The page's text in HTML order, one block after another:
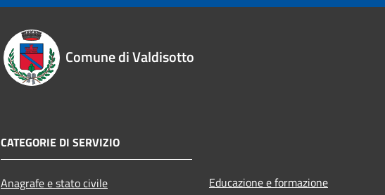
Comune di Valdisotto
CATEGORIE DI SERVIZIO
Anagrafe e stato civile
Educazione e formazione